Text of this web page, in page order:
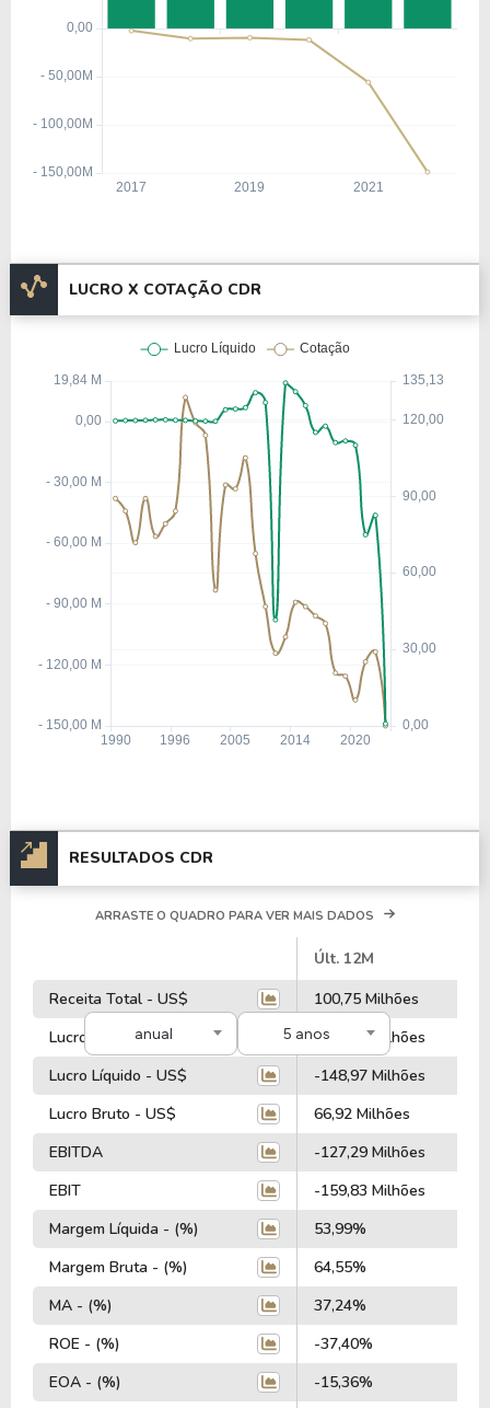
LUCRO X COTAÇÃO CDR
RESULTADOS CDR
anual 5 anos
ARRASTE O QUADRO PARA VER MAIS DADOS
Últ. 12M
Receita Total - US$
100,75 Milhões
Lucro Operacional - US$
-116,83 Milhões
Lucro Líquido - US$
-148,97 Milhões
Lucro Bruto - US$
66,92 Milhões
EBITDA
-127,29 Milhões
EBIT
-159,83 Milhões
Margem Líquida - (%)
53,99%
Margem Bruta - (%)
64,55%
MA - (%)
37,24%
ROE - (%)
-37,40%
EOA - (%)
-15,36%